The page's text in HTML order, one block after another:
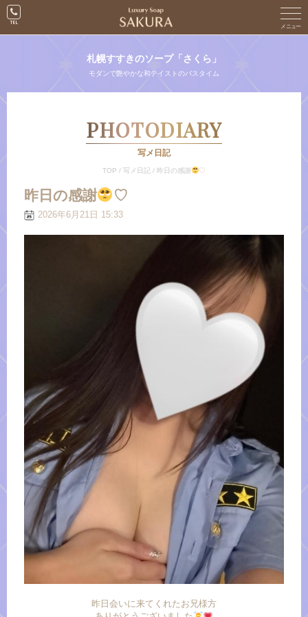
札幌すすきのソープ「さくら」
モダンで艶やかな和テイストのバスタイム
PHOTODIARY
写メ日記
TOP / 写メ日記 / 昨日の感謝 ♡
昨日の感謝 ♡
2026年6月21日 15:33
昨日会いに来てくれたお兄様方